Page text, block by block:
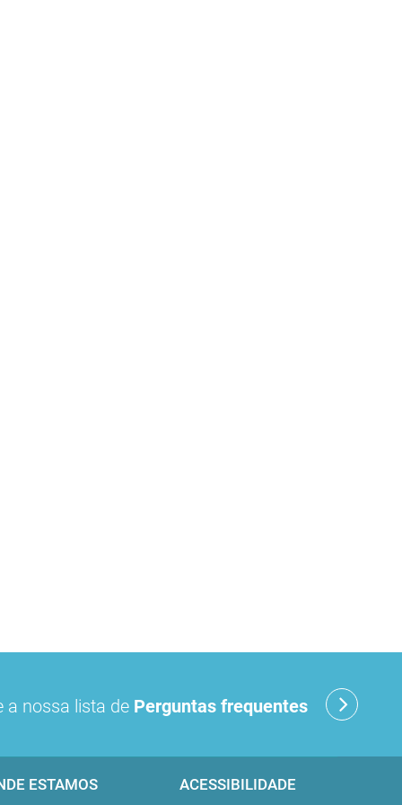
a nossa lista de Perguntas frequentes
ESTAMOS ACESSIBILIDADE